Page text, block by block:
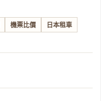
機票比價 日本租車